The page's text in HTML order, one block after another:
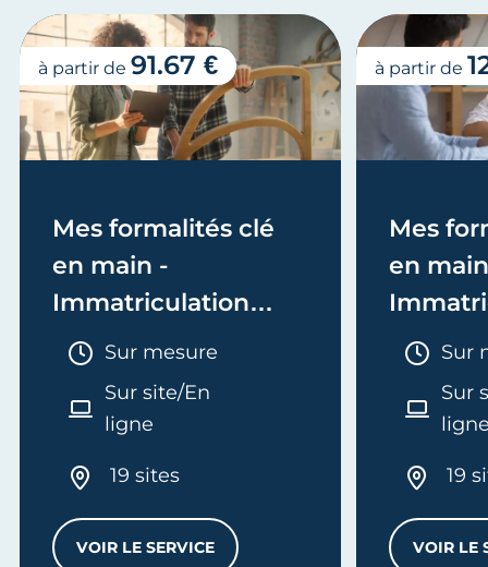
Mes formalités clé
en main -
Immatriculation
(EI/Micro-entreprise
ou réel)
Durée :
Sur mesure
Sur site/En
ligne
19 sites
VOIR LE SERVICEMES FORMALITÉS CLÉ EN MAIN -
à partir de 91.67 €
Mes
en
Sur
Sur
19
VOIR LE
à partir de